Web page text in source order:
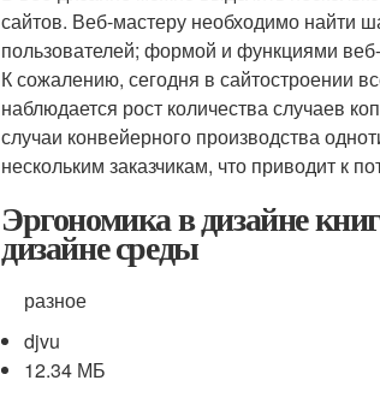
сайтов. Веб-мастеру необходимо найти
пользователей; формой и функциями
К сожалению, сегодня в сайтостроении
наблюдается рост количества случаев
случаи конвейерного производства
нескольким заказчикам, что приводит к
Эргономика в дизайне
дизайне среды
разное
djvu
12.34 МБ